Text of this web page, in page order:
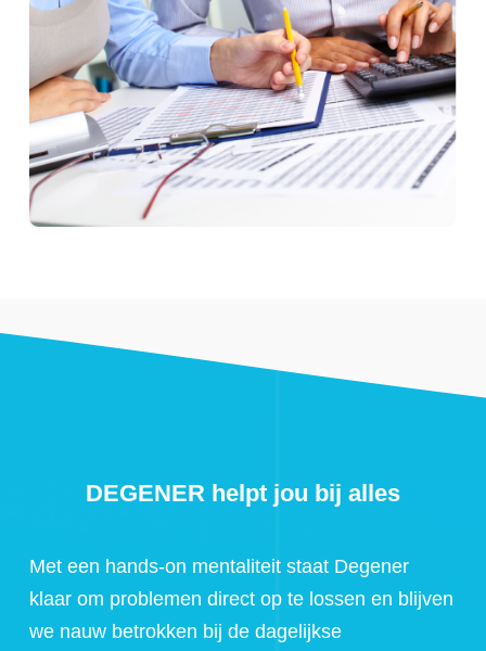
Met een hands-on mentaliteit staat Degener
klaar om problemen direct op te lossen en blijven
we nauw betrokken bij de dagelijkse
DEGENER helpt jou bij alles